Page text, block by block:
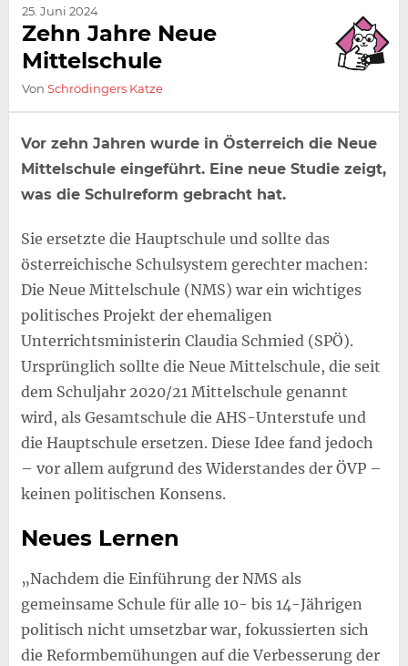
25. Juni 2024
Zehn Jahre Neue
Mittelschule
Von Schrödingers Katze
Vor zehn Jahren wurde in Österreich die Neue
Mittelschule eingeführt. Eine neue Studie zeigt,
was die Schulreform gebracht hat.
Sie ersetzte die Hauptschule und sollte das
österreichische Schulsystem gerechter machen:
Die Neue Mittelschule (NMS) war ein wichtiges
politisches Projekt der ehemaligen
Unterrichtsministerin Claudia Schmied (SPÖ).
Ursprünglich sollte die Neue Mittelschule, die seit
dem Schuljahr 2020/21 Mittelschule genannt
wird, als Gesamtschule die AHS-Unterstufe und
die Hauptschule ersetzen. Diese Idee fand jedoch
– vor allem aufgrund des Widerstandes der ÖVP –
keinen politischen Konsens.
Neues Lernen
„Nachdem die Einführung der NMS als
gemeinsame Schule für alle 10- bis 14-Jährigen
politisch nicht umsetzbar war, fokussierten sich
die Reformbemühungen auf die Verbesserung der